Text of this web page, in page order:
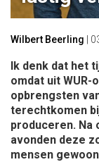
Wilbert Beerling
Ik denk dat het
omdat uit
opbrengsten
terechtkomen
produceren. Na
avonden deze
mensen